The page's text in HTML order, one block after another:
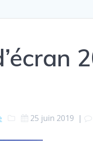
25 juin 2019 |